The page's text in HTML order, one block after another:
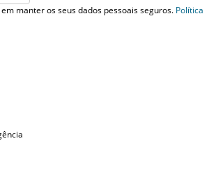
manter os seus dados pessoais seguros. Política